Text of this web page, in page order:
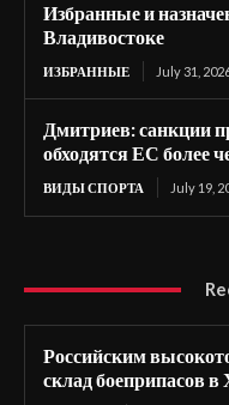
Избранные и
Владивостоке
ИЗБРАННЫЕ July 31,
Дмитриев: санкции
обходятся ЕС более
ВИДЫ СПОРТА July 19,
Российским
склад боеприпасов